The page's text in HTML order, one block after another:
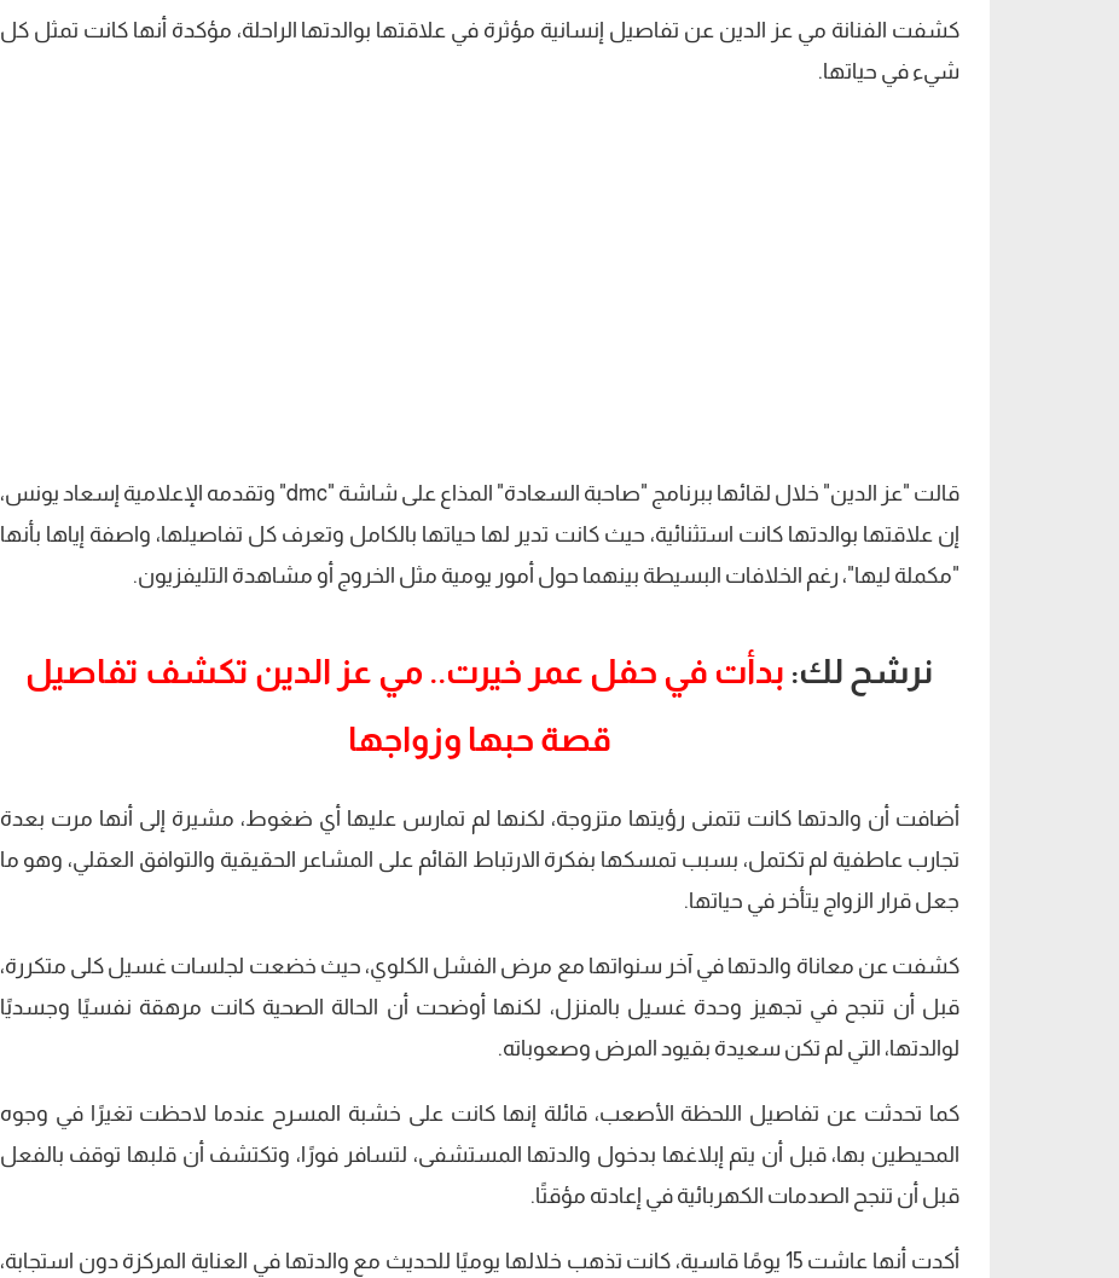
كشفت الفنانة مي عز الدين عن تفاصيل إنسانية مؤثرة في علاقتها بوالدتها الراحلة، مؤكدة أنها كانت تمثل كل
شيء في حياتها.
قالت "عز الدين" خلال لقائها ببرنامج "صاحبة السعادة" المذاع على شاشة "dmc" وتقدمه الإعلامية إسعاد يونس،
إن علاقتها بوالدتها كانت استثنائية، حيث كانت تدير لها حياتها بالكامل وتعرف كل تفاصيلها، واصفة إياها بأنها
"مكملة ليها"، رغم الخلافات البسيطة بينهما حول أمور يومية مثل الخروج أو مشاهدة التليفزيون.
نرشح لك: بدأت في حفل عمر خيرت.. مي عز الدين تكشف تفاصيل
قصة حبها وزواجها
أضافت أن والدتها كانت تتمنى رؤيتها متزوجة، لكنها لم تمارس عليها أي ضغوط، مشيرة إلى أنها مرت بعدة
تجارب عاطفية لم تكتمل، بسبب تمسكها بفكرة الارتباط القائم على المشاعر الحقيقية والتوافق العقلي، وهو ما
جعل قرار الزواج يتأخر في حياتها.
كشفت عن معاناة والدتها في آخر سنواتها مع مرض الفشل الكلوي، حيث خضعت لجلسات غسيل كلى متكررة،
قبل أن تنجح في تجهيز وحدة غسيل بالمنزل، لكنها أوضحت أن الحالة الصحية كانت مرهقة نفسيًا وجسديًا
لوالدتها، التي لم تكن سعيدة بقيود المرض وصعوباته.
كما تحدثت عن تفاصيل اللحظة الأصعب، قائلة إنها كانت على خشبة المسرح عندما لاحظت تغيرًا في وجوه
المحيطين بها، قبل أن يتم إبلاغها بدخول والدتها المستشفى، لتسافر فورًا، وتكتشف أن قلبها توقف بالفعل
قبل أن تنجح الصدمات الكهربائية في إعادته مؤقتًا.
أكدت أنها عاشت 15 يومًا قاسية، كانت تذهب خلالها يوميًا للحديث مع والدتها في العناية المركزة دون استجابة،